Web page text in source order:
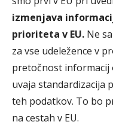
izmenjava
prioriteta v EU. Ne
za vse udeležence v
pretočnost informacij
uvaja standardizacija
teh podatkov. To bo
na cestah v EU.